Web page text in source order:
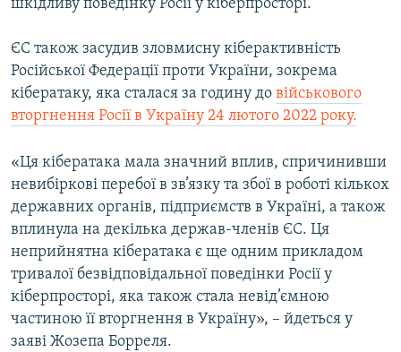
шкідливу поведінку Росії у кіберпросторі.
ЄС також засудив зловмисну кіберактивність
Російської Федерації проти України, зокрема
кібератаку, яка сталася за годину до військового
вторгнення Росії в Україну 24 лютого 2022 року.
«Ця кібератака мала значний вплив, спричинивши
невибіркові перебої в зв’язку та збої в роботі кількох
державних органів, підприємств в Україні, а також
вплинула на декілька держав-членів ЄС. Ця
неприйнятна кібератака є ще одним прикладом
тривалої безвідповідальної поведінки Росії у
кіберпросторі, яка також стала невід’ємною
частиною її вторгнення в Україну», – йдеться у
заяві Жозепа Борреля.